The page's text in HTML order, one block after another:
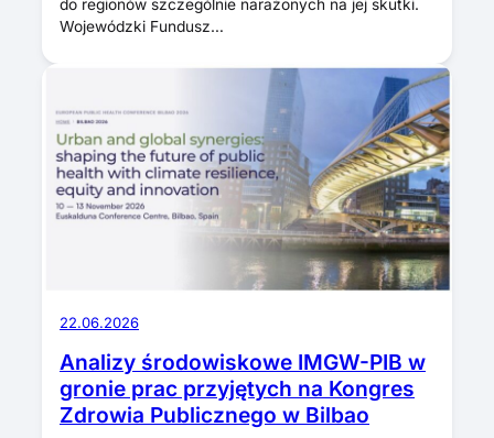
do regionów szczególnie narażonych na jej skutki.
Wojewódzki Fundusz…
22.06.2026
Analizy środowiskowe IMGW-PIB w
gronie prac przyjętych na Kongres
Zdrowia Publicznego w Bilbao